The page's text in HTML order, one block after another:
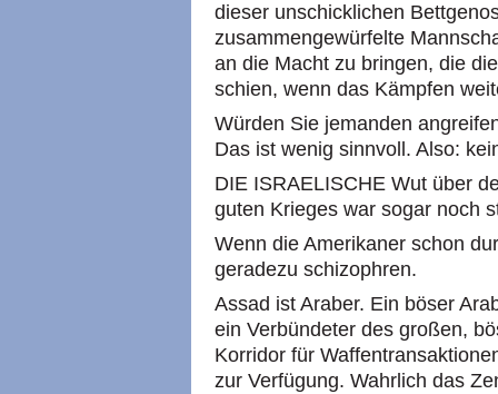
dieser unschicklichen
zusammengewürfelte
an die Macht zu bringen, die
schien, wenn das Kämpfen
Würden Sie jemanden
Das ist wenig sinnvoll. Also:
DIE ISRAELISCHE Wut über
guten Krieges war sogar noch
Wenn die Amerikaner schon
geradezu schizophren.
Assad ist Araber. Ein böser
ein Verbündeter des großen,
Korridor für
zur Verfügung. Wahrlich das